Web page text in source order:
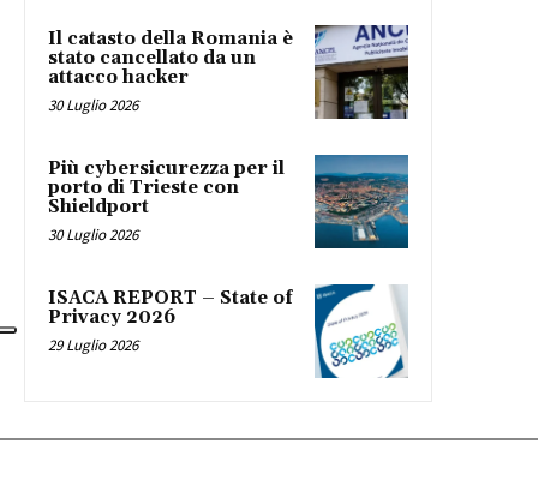
Il catasto della Romania è
stato cancellato da un
attacco hacker
30 Luglio 2026
Più cybersicurezza per il
porto di Trieste con
Shieldport
30 Luglio 2026
ISACA REPORT – State of
Privacy 2026
29 Luglio 2026